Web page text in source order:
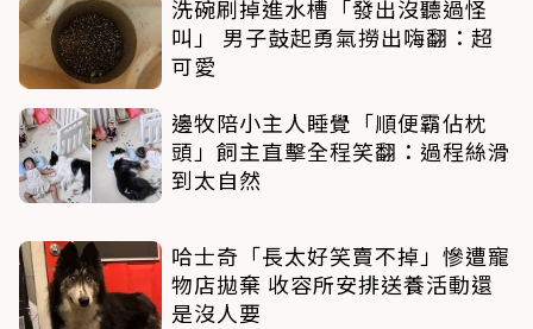
洗碗刷掉進水槽「發出沒聽過怪
叫」 男子鼓起勇氣撈出嗨翻：超
可愛
邊牧陪小主人睡覺「順便霸佔枕
頭」飼主直擊全程笑翻：過程絲滑
到太自然
哈士奇「長太好笑賣不掉」慘遭寵
物店拋棄 收容所安排送養活動還
是沒人要